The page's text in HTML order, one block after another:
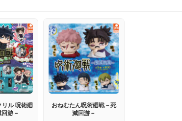
リル 呪術廻
游－
おねむたん呪術廻戦－死
滅回游－